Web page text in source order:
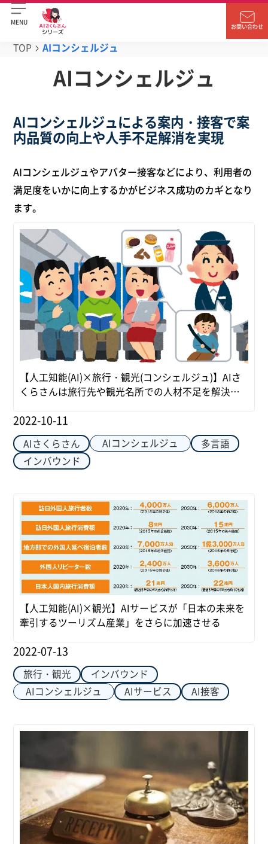
MENU
お問い合わせ
TOP AIコンシェルジュ
AIコンシェルジュ
AIコンシェルジュによる案内・接客で案
内品質の向上や人手不足解消を実現
AIコンシェルジュやアバター接客などにより、利用者の
満足度をいかに向上するかがビジネス成功のカギとなり
ます。
【人工知能(AI)×旅行・観光(コンシェルジュ)】AIさ
くらさんは旅行先や観光名所での人材不足を解決し
2022-10-11
AIさくらさん AIコンシェルジュ
多言語
インバウンド
【人工知能(AI)×観光】AIサービスが「日本の未来を
牽引するツーリズム産業」をさらに加速させる
2022-07-13
旅行・観光
インバウンド
AIコンシェルジュ
AIサービス AI接客